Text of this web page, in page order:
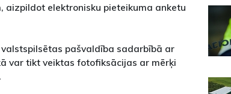
aizpildot elektronisku pieteikuma anketu
pašvaldība sadarbībā ar
var tikt veiktas fotofiksācijas ar mērķi